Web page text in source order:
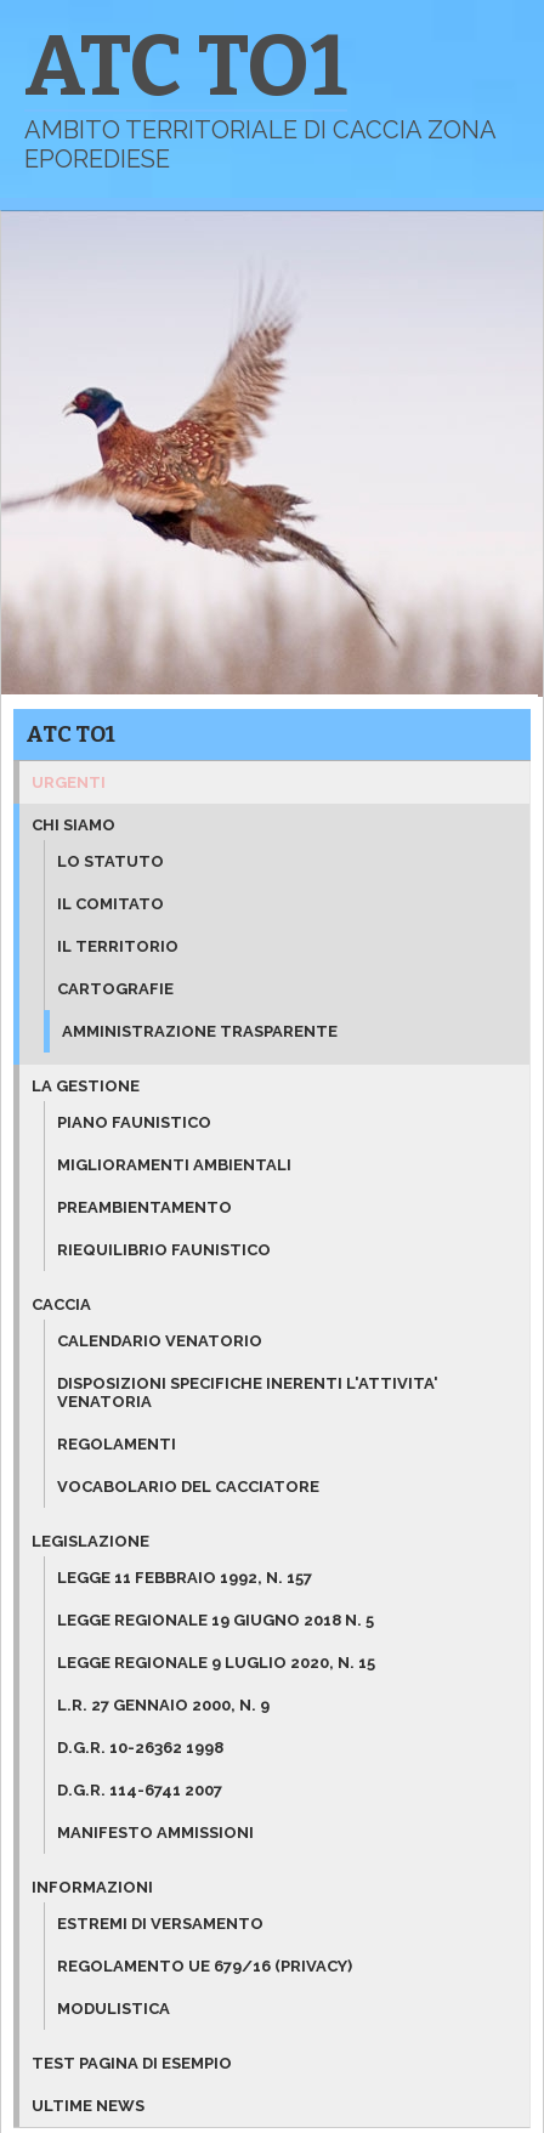
ATC TO1
AMBITO TERRITORIALE DI CACCIA ZONA
EPOREDIESE
ATC TO1
URGENTI
CHI SIAMO
LO STATUTO
IL COMITATO
IL TERRITORIO
CARTOGRAFIE
AMMINISTRAZIONE TRASPARENTE
LA GESTIONE
PIANO FAUNISTICO
MIGLIORAMENTI AMBIENTALI
PREAMBIENTAMENTO
RIEQUILIBRIO FAUNISTICO
CACCIA
CALENDARIO VENATORIO
DISPOSIZIONI SPECIFICHE INERENTI L'ATTIVITA'
VENATORIA
REGOLAMENTI
VOCABOLARIO DEL CACCIATORE
LEGISLAZIONE
LEGGE 11 FEBBRAIO 1992, N. 157
LEGGE REGIONALE 19 GIUGNO 2018 N. 5
LEGGE REGIONALE 9 LUGLIO 2020, N. 15
L.R. 27 GENNAIO 2000, N. 9
D.G.R. 10-26362 1998
D.G.R. 114-6741 2007
MANIFESTO AMMISSIONI
INFORMAZIONI
ESTREMI DI VERSAMENTO
REGOLAMENTO UE 679/16 (PRIVACY)
MODULISTICA
TEST PAGINA DI ESEMPIO
ULTIME NEWS